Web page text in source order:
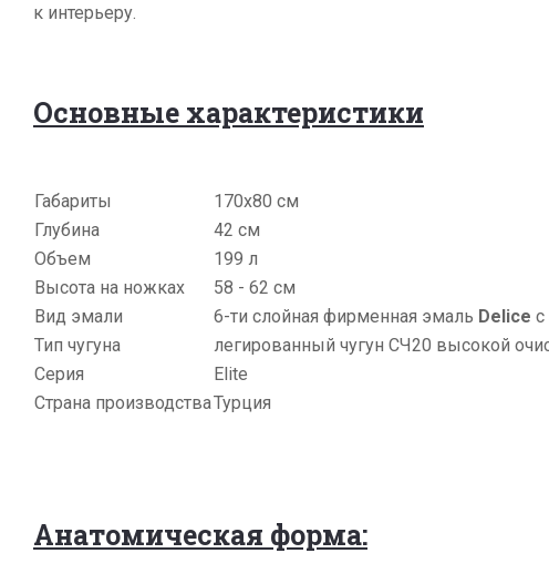
к интерьеру.
Основные характеристики
Габариты
170х80 см
Глубина
42 см
Объем
199 л
Высота на ножках
58 - 62 см
Вид эмали
6-ти слойная фирменная эмаль Delice
Тип чугуна
легированный чугун СЧ20 высокой
Серия
Elite
Страна производстваТурция
Анатомическая форма: